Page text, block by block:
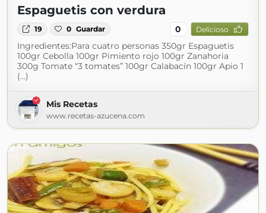
Espaguetis con verdura
19 0 Guardar 0 Delicioso
Ingredientes:Para cuatro personas 350gr Espaguetis
100gr Cebolla 100gr Pimiento rojo 100gr Zanahoria
300g Tomate “3 tomates” 100gr Calabacín 100gr Apio 1
(...)
Mis Recetas
www.recetas-azucena.com